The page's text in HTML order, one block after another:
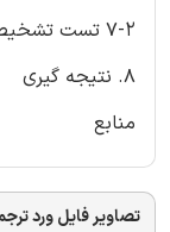
7-2 تست تشخیص
8. نتیجه گیری
منابع
تصاویر فایل ورد